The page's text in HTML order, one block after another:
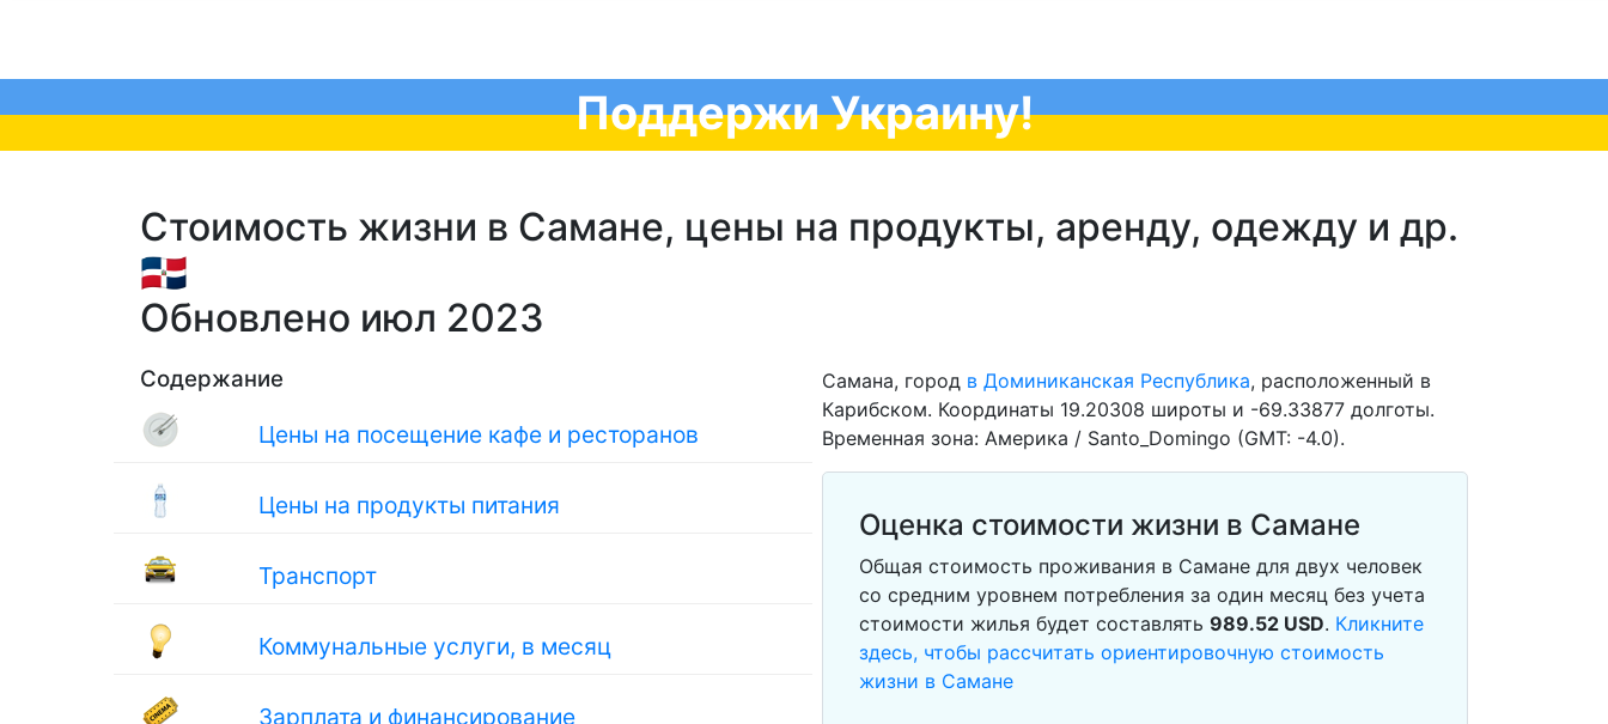
Поддержи Украину!
Стоимость жизни в Самане, цены на продукты, аренду, одежду и др.
🇩🇴
Обновлено июл 2023
Содержание
Цены на посещение кафе и ресторанов
Цены на продукты питания
Транспорт
Коммунальные услуги, в месяц
Зарплата и финансирование
Самана, город в Доминиканская Республика, расположенный в
Карибском. Координаты 19.20308 широты и -69.33877 долготы.
Временная зона: Америка / Santo_Domingo (GMT: -4.0).
Оценка стоимости жизни в Самане
Общая стоимость проживания в Самане для двух человек
со средним уровнем потребления за один месяц без учета
стоимости жилья будет составлять 989.52 USD. Кликните
здесь, чтобы рассчитать ориентировочную стоимость
жизни в Самане